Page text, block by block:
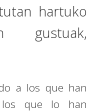
hartuko
gustuak,
a los que han
los que lo han